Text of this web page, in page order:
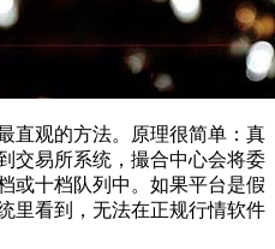
直观的方法。原理很简单：真
交易所系统，撮合中心会将委
或十档队列中。如果平台是假
里看到，无法在正规行情软件